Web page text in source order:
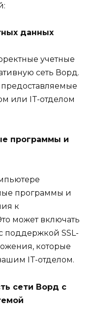
данных
учетные
сеть Ворд.
или IT-отделом
программы и
программы и
к
может включать
поддержкой SSL-
которые
IT-отделом.
сети Ворд с